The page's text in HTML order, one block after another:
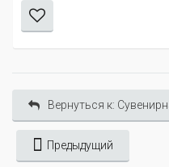
Вернуться к:
Предыдущий